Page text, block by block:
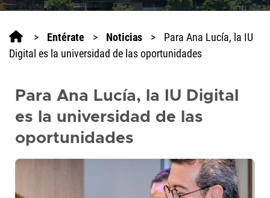
> Entérate > Noticias >
Para Ana Lucía, la IU
Digital es la universidad de las oportunidades
Para Ana Lucía, la IU Digital
es la universidad de las
oportunidades